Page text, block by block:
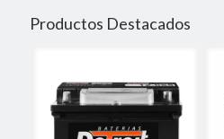
Productos Destacados